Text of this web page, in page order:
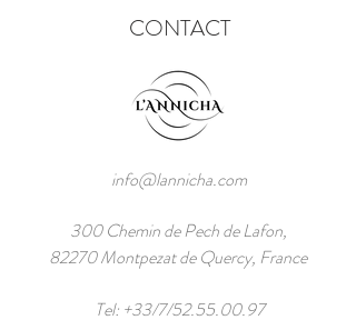
CONTACT
info@lannicha.com
300 Chemin de Pech de Lafon,
82270 Montpezat de Quercy, France
Tel: +33/7/52.55.00.97